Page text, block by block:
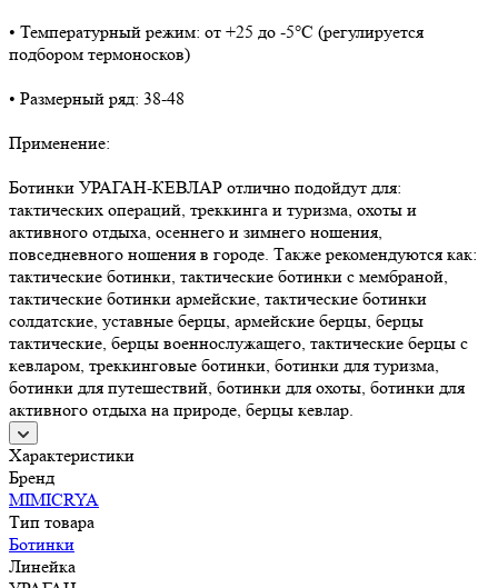
• Температурный режим: от +25 до -5°C (регулируется
подбором термоносков)
• Размерный ряд: 38-48
Применение:
Ботинки УРАГАН-КЕВЛАР отлично подойдут для:
тактических операций, треккинга и туризма, охоты и
активного отдыха, осеннего и зимнего ношения,
повседневного ношения в городе. Также рекомендуются как:
тактические ботинки, тактические ботинки с мембраной,
тактические ботинки армейские, тактические ботинки
солдатские, уставные берцы, армейские берцы, берцы
тактические, берцы военнослужащего, тактические берцы с
кевларом, треккинговые ботинки, ботинки для туризма,
ботинки для путешествий, ботинки для охоты, ботинки для
активного отдыха на природе, берцы кевлар.
Характеристики
Бренд
MIMICRYA
Тип товара
Ботинки
Линейка